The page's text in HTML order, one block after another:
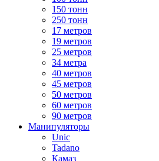
150 тонн
250 тонн
17 метров
19 метров
25 метров
34 метра
40 метров
45 метров
50 метров
60 метров
90 метров
Манипуляторы
Unic
Tadano
Камаз